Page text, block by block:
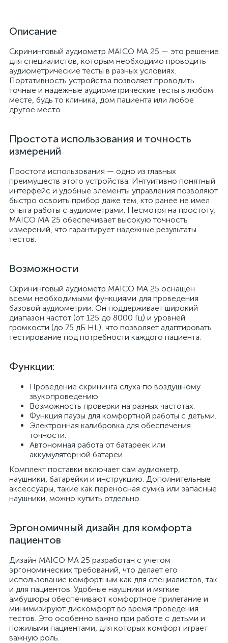
Описание
Скрининговый аудиометр MAICO МА 25 — это решение
для специалистов, которым необходимо проводить
аудиометрические тесты в разных условиях.
Портативность устройства позволяет проводить
точные и надежные аудиометрические тесты в любом
месте, будь то клиника, дом пациента или любое
другое место.
Простота использования и точность
измерений
Простота использования — одно из главных
преимуществ этого устройства. Интуитивно понятный
интерфейс и удобные элементы управления позволяют
быстро освоить прибор даже тем, кто ранее не имел
опыта работы с аудиометрами. Несмотря на простоту,
MAICO МА 25 обеспечивает высокую точность
измерений, что гарантирует надежные результаты
тестов.
Возможности
Скрининговый аудиометр MAICO МА 25 оснащен
всеми необходимыми функциями для проведения
базовой аудиометрии. Он поддерживает широкий
диапазон частот (от 125 до 8000 Гц) и уровней
громкости (до 75 дБ HL), что позволяет адаптировать
тестирование под потребности каждого пациента.
Функции:
Проведение скрининга слуха по воздушному
звукопроведению.
Возможность проверки на разных частотах.
Функция паузы для комфортной работы с детьми.
Электронная калибровка для обеспечения
точности.
Автономная работа от батареек или
аккумуляторной батареи.
Комплект поставки включает сам аудиометр,
наушники, батарейки и инструкцию. Дополнительные
аксессуары, такие как переносная сумка или запасные
наушники, можно купить отдельно.
Эргономичный дизайн для комфорта
пациентов
Дизайн MAICO МА 25 разработан с учетом
эргономических требований, что делает его
использование комфортным как для специалистов, так
и для пациентов. Удобные наушники и мягкие
амбушюры обеспечивают комфортное прилегание и
минимизируют дискомфорт во время проведения
тестов. Это особенно важно при работе с детьми и
пожилыми пациентами, для которых комфорт играет
важную роль.